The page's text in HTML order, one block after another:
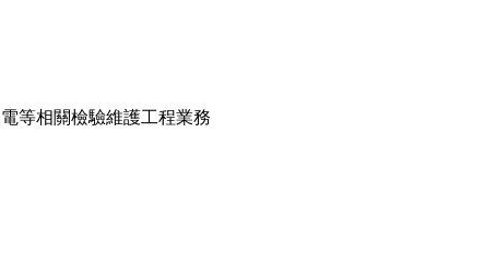
等相關檢驗維護工程業務